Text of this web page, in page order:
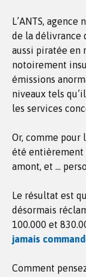
L’ANTS,
de la délivrance
aussi piratée en
notoirement
émissions
niveaux tels
les services
Or, comme pour
été entièrement
amont, et …
Le résultat est
désormais
100.000 et
jamais
Comment